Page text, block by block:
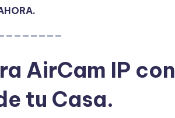
AirCam IP con
tu Casa.